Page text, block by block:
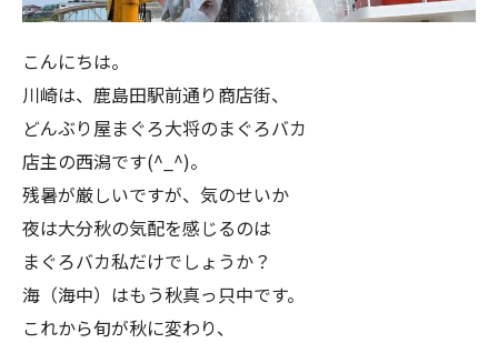
こんにちは。
川崎は、鹿島田駅前通り商店街、
どんぶり屋まぐろ大将のまぐろバカ
店主の西潟です(^_^)。
残暑が厳しいですが、気のせいか
夜は大分秋の気配を感じるのは
まぐろバカ私だけでしょうか？
海（海中）はもう秋真っ只中です。
これから旬が秋に変わり、